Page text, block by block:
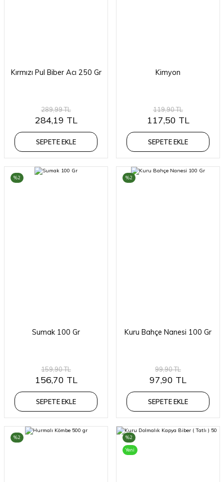
Kırmızı Pul Biber Acı 250 Gr
289,99 TL
284,19 TL
SEPETE EKLE
Kimyon
119,90 TL
117,50 TL
SEPETE EKLE
%2
Sumak 100 Gr
159,90 TL
156,70 TL
SEPETE EKLE
%2
Kuru Bahçe Nanesi 100 Gr
99,90 TL
97,90 TL
SEPETE EKLE
%2 %2
Yeni